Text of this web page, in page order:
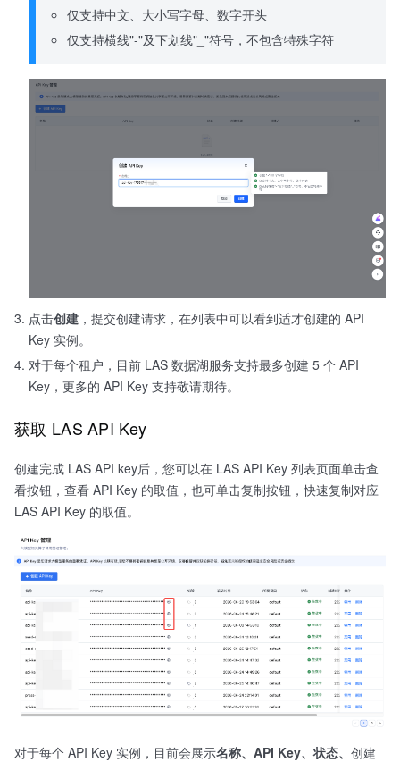
仅支持中文、大小写字母、数字开头
仅支持横线"-"及下划线"_"符号，不包含特殊字符
点击创建 ，提交创建请求，在列表中可以看到适才创建的 API
Key 实例。
对于每个租户，目前 LAS 数据湖服务支持最多创建 5 个 API
Key，更多的 API Key 支持敬请期待。
获取 LAS API Key
创建完成 LAS API key后，您可以在 LAS API Key 列表页面单击查
看按钮，查看 API Key 的取值，也可单击复制按钮，快速复制对应
LAS API Key 的取值。
对于每个 API Key 实例，目前会展示名称、API Key、状态、​ 创建